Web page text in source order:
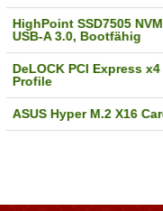
HighPoint SSD7505
USB-A 3.0, Bootfähig
DeLOCK PCI Express
Profile
ASUS Hyper M.2 X16